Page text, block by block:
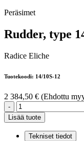
Peräsimet
Rudder, type
Radice Eliche
Tuotekoodi: 14/10S-12
2 384,50 € (Ehdottu
-
Lisää tuote
Tekniset tiedot